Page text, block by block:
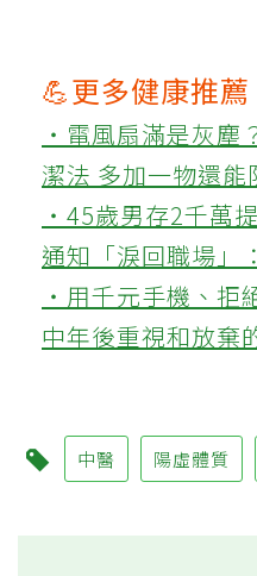
💪更多健康推薦
‧電風扇滿是灰塵
潔法 多加一物還能
‧45歲男存2千萬
通知「淚回職場」
‧用千元手機、拒
中年後重視和放棄
中醫 陽虛體質